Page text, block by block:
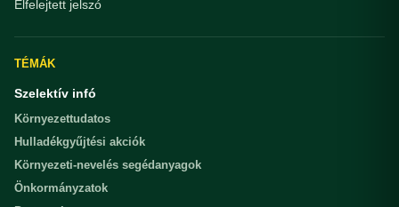
Elfelejtett jelszó
TÉMÁK
Szelektív infó
Környezettudatos
Hulladékgyűjtési akciók
Környezeti-nevelés segédanyagok
Önkormányzatok